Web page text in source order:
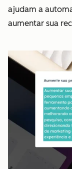
ajudam a
aumentar sua